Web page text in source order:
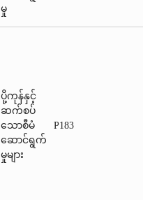
မှု
ပို့ကုန်နှင့်
ဆက်စပ်
သောစီမံ
ဆောင်ရွက်
မှုများ
P183